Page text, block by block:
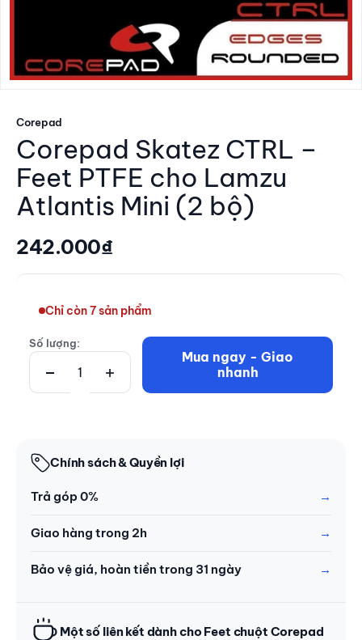
Corepad
Corepad Skatez CTRL –
Feet PTFE cho Lamzu
Atlantis Mini (2 bộ)
Giá giảm
242.000₫
Chỉ còn 7 sản phẩm
Số lượng:
Mua ngay - Giao
nhanh
Chính sách & Quyền lợi
Trả góp 0%
Giao hàng trong 2h
Bảo vệ giá, hoàn tiền trong 31 ngày
Một số liên kết dành cho Feet chuột Corepad